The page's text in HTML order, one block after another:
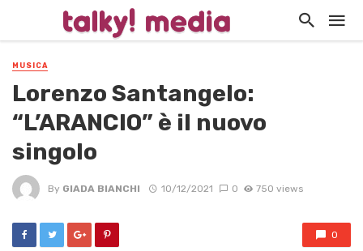
MUSICA
Lorenzo Santangelo:
“L’ARANCIO” è il nuovo
singolo
By GIADA BIANCHI 10/12/2021 0 750 views
0